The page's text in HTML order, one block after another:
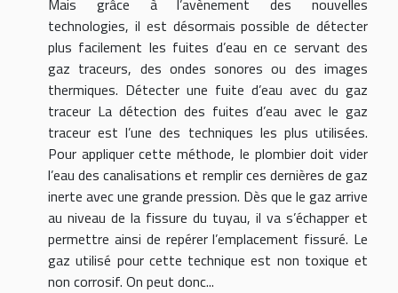
technologies, il est désormais possible de détecter
plus facilement les fuites d’eau en ce servant des
gaz traceurs, des ondes sonores ou des images
thermiques. Détecter une fuite d’eau avec du gaz
traceur La détection des fuites d’eau avec le gaz
traceur est l’une des techniques les plus utilisées.
Pour appliquer cette méthode, le plombier doit vider
l’eau des canalisations et remplir ces dernières de gaz
inerte avec une grande pression. Dès que le gaz arrive
au niveau de la fissure du tuyau, il va s’échapper et
permettre ainsi de repérer l’emplacement fissuré. Le
gaz utilisé pour cette technique est non toxique et
non corrosif. On peut donc...